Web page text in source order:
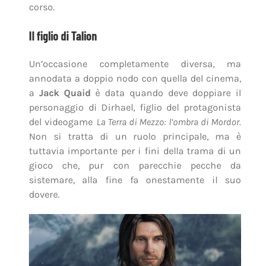
corso.
Il figlio di Talion
Un’occasione completamente diversa, ma
annodata a doppio nodo con quella del cinema,
a Jack Quaid è data quando deve doppiare il
personaggio di Dirhael, figlio del protagonista
del videogame La Terra di Mezzo: l’ombra di Mordor.
Non si tratta di un ruolo principale, ma è
tuttavia importante per i fini della trama di un
gioco che, pur con parecchie pecche da
sistemare, alla fine fa onestamente il suo
dovere.